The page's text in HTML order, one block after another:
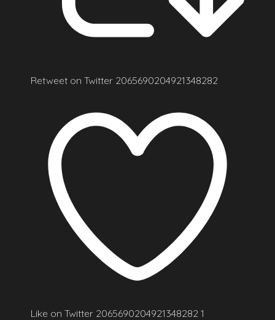
Retweet on Twitter 2065690204921348282
Like on Twitter 2065690204921348282 1